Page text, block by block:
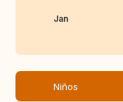
Jan
Niños